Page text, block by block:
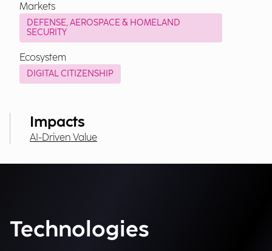
Markets
DEFENSE, AEROSPACE & HOMELAND
SECURITY
Ecosystem
DIGITAL CITIZENSHIP
Impacts
AI-Driven Value
Technologies